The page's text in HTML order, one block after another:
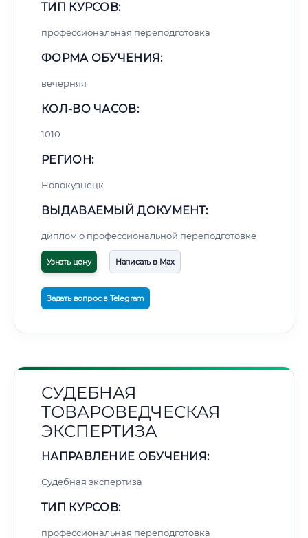
ТИП КУРСОВ:
профессиональная переподготовка
ФОРМА ОБУЧЕНИЯ:
вечерняя
КОЛ-ВО ЧАСОВ:
1010
РЕГИОН:
Новокузнецк
ВЫДАВАЕМЫЙ ДОКУМЕНТ:
диплом о профессиональной переподготовке
Узнать цену Написать в Max
Задать вопрос в Telegram
СУДЕБНАЯ
ТОВАРОВЕДЧЕСКАЯ
ЭКСПЕРТИЗА
НАПРАВЛЕНИЕ ОБУЧЕНИЯ:
Судебная экспертиза
ТИП КУРСОВ:
профессиональная переподготовка